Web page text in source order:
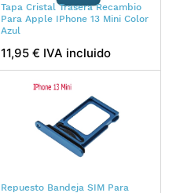
Tapa Cristal Trasera Recambio
Para Apple IPhone 13 Mini Color
Azul
11,95 € IVA incluido
Repuesto Bandeja SIM Para